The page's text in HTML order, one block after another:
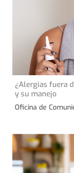
13 de noviembre
CONSEJOS DE SALUD
¿Alergias fuera
y su manejo
Oficina de